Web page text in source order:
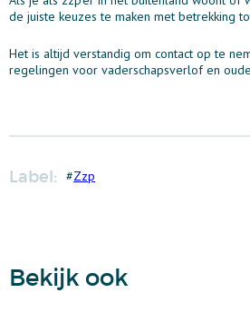
de juiste keuzes te maken met betrekking
Het is altijd verstandig om contact op te
regelingen voor vaderschapsverlof en
Label: #Zzp
Bekijk ook